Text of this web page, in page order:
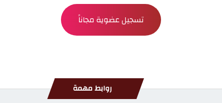
تسجيل عضوية مجاناً
روابط مهمة